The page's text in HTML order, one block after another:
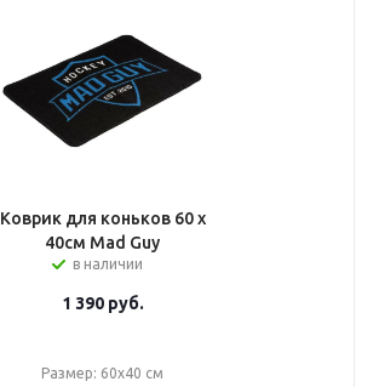
Коврик для коньков 60 х
40см Mad Guy
в наличии
1 390руб.
Размер: 60х40 см